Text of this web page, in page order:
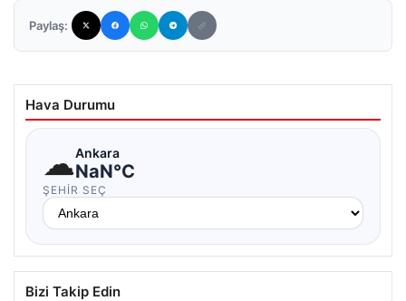
Paylaş:
Hava Durumu
☁Ankara
NaN°C
ŞEHIR SEÇ
Bizi Takip Edin